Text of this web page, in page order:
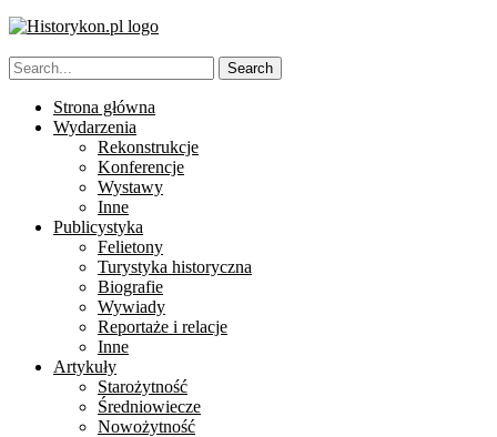
Strona główna
Wydarzenia
Rekonstrukcje
Konferencje
Wystawy
Inne
Publicystyka
Felietony
Turystyka historyczna
Biografie
Wywiady
Reportaże i relacje
Inne
Artykuły
Starożytność
Średniowiecze
Nowożytność